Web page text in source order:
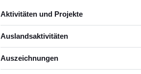
Aktivitäten und Projekte
Auslandsaktivitäten
Auszeichnungen